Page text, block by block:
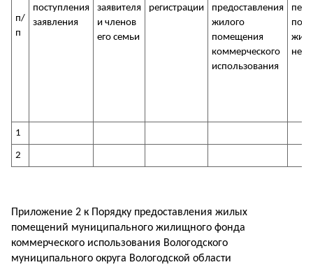
п/
п
поступления
заявления
заявителя
и членов
его семьи
регистрации
предоставления
жилого
помещения
коммерческого
использования
не
1
2
Приложение 2 к Порядку предоставления жилых
помещений муниципального жилищного фонда
коммерческого использования Вологодского
муниципального округа Вологодской области